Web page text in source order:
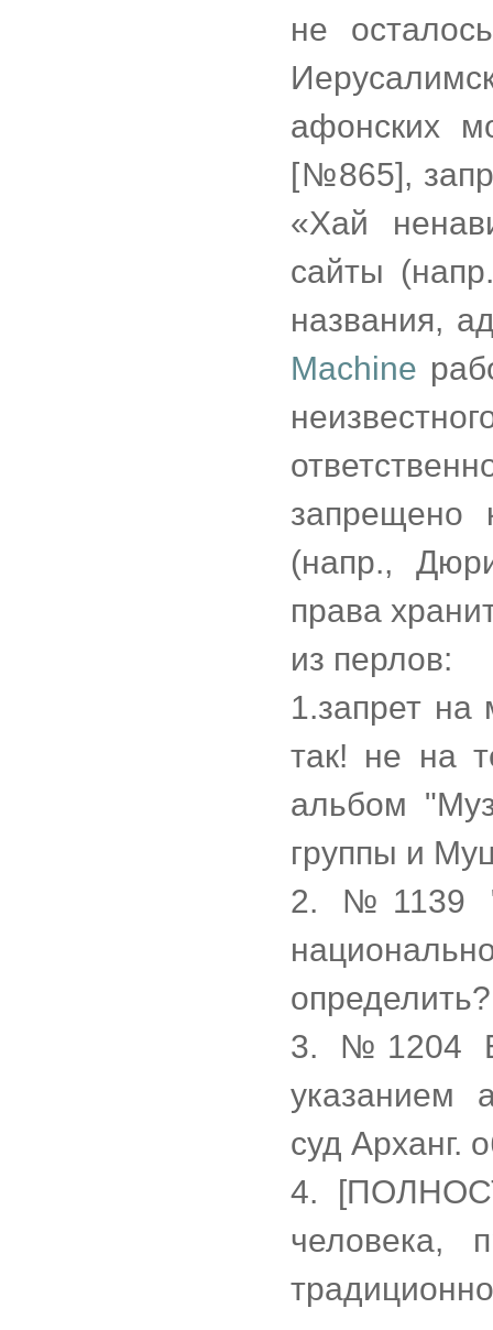
не
афонских
[№865],
«Хай
сайты
названия,
Machine
запрещено
(напр.,
права
из перлов:
1.запрет на
так! не на
альбом
группы и
2. №1139
определить?
3. №1204
указанием
суд Арханг.
4.
человека,